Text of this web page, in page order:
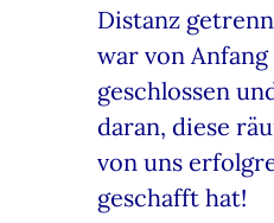
Distanz
war von
geschlossen
daran, diese
von uns
geschafft hat!